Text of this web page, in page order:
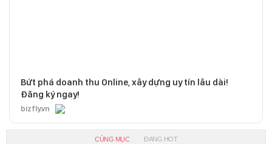
Bứt phá doanh thu Online, xây dựng uy tín lâu dài!
Đăng ký ngay!
bizfly.vn
CÙNG MỤC ĐANG HOT